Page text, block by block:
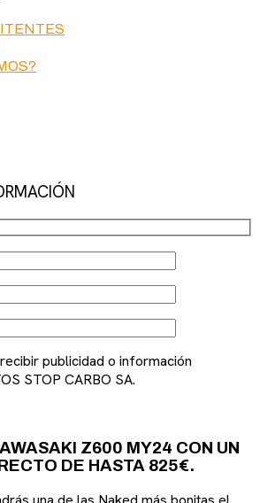
publicidad o información
STOP CARBO SA.
Z600 MY24 CON UN
DE HASTA 825€.